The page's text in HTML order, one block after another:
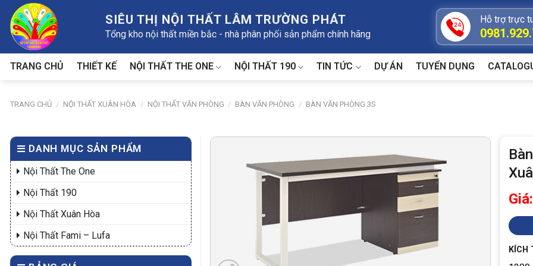
Skip
content
SIÊU THỊ NỘI THẤT LÂM TRƯỜNG PHÁT
Tổng kho nội thất miền bắc - nhà phân phối sản phẩm chính hãng
Hỗ trợ trực
TRANG CHỦ THIẾT KẾ NỘI THẤT THE ONE NỘI THẤT 190 TIN TỨC DỰ ÁN TUYỂN DỤNG
TRANG CHỦ / NỘI THẤT XUÂN HÒA / NỘI THẤT VĂN PHÒNG / BÀN VĂN PHÒNG / BÀN VĂN PHÒNG 3S
DANH MỤC SẢN PHẨM
Nội Thất The One
Nội Thất 190
Nội Thất Xuân Hòa
Nội Thất Fami – Lufa
KÍCH